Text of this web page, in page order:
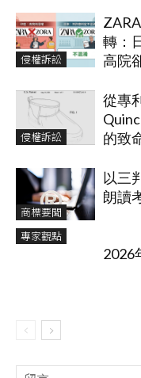
侵權訴訟
轉：
高院
侵權訴訟
從專
的致
商標要聞
以三
朗讀
專家觀點
2026